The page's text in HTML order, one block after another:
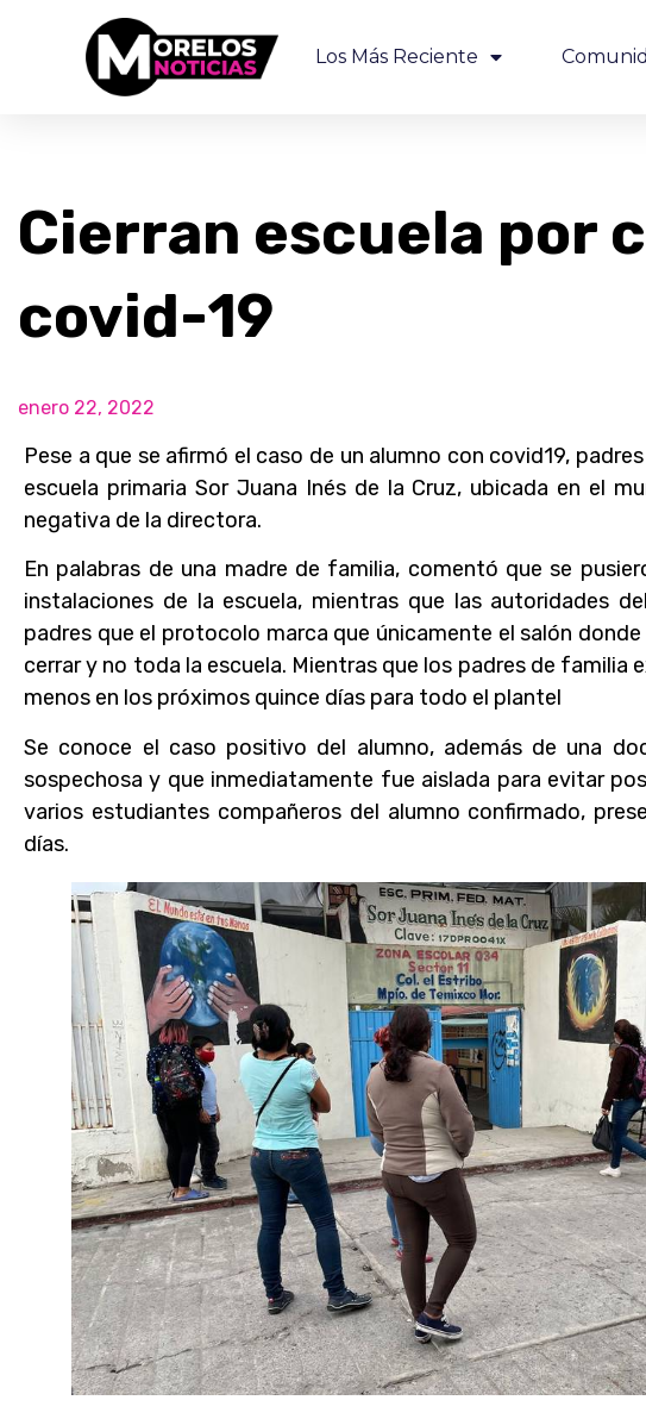
Los Más Reciente
Cierran escuela por
covid-19
enero 22, 2022
Pese a que se afirmó el caso de un alumno con covid19,
escuela primaria Sor Juana Inés de la Cruz, ubicada en el
negativa de la directora.
En palabras de una madre de familia, comentó que se
instalaciones de la escuela, mientras que las autoridades
padres que el protocolo marca que únicamente el salón
cerrar y no toda la escuela. Mientras que los padres de familia
menos en los próximos quince días para todo el plantel
Se conoce el caso positivo del alumno, además de una
sospechosa y que inmediatamente fue aislada para evitar
varios estudiantes compañeros del alumno confirmado,
días.